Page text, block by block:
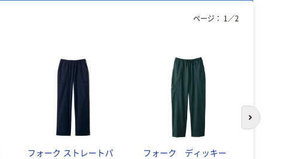
フォーク ストレートパ
フォーク ディッキー
ページ： 1 ／2
次のスライド